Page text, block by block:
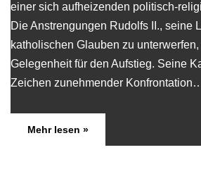
einer sich aufheizenden politisch-
Die Anstrengungen Rudolfs II., seine
katholischen Glauben zu
Gelegenheit für den Aufstieg. Seine
Zeichen zunehmender
Mehr lesen »